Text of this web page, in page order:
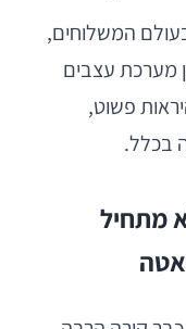
המשלוחים,
מערכת עצבים
פשוט,
בכלל.
כבר לא מתחיל